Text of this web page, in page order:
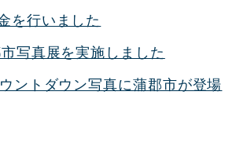
を行いました
写真展を実施しました
ントダウン写真に蒲郡市が登場